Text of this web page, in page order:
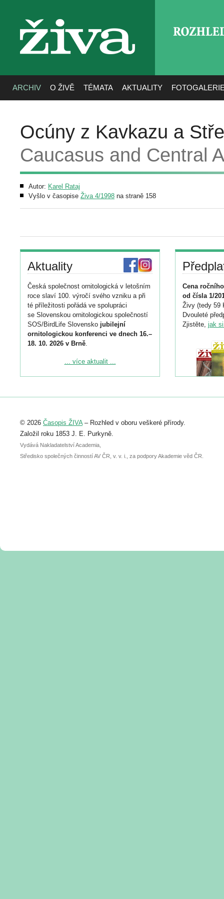
živa
ARCHIV O ŽIVĚ TÉMATA AKTUALITY
Ocúny z Kavkazu a
Caucasus and Central
Autor: Karel Rataj
Vyšlo v časopise Živa 4/1998 na straně 158
Aktuality
Česká společnost ornitologická v letošním
roce slaví 100. výročí svého vzniku a při
té příležitosti pořádá ve spolupráci
se Slovenskou ornitologickou společností
SOS/BirdLife Slovensko jubilejní
ornitologickou konferenci ve dnech 16.–
18. 10. 2026 v Brně.
Podrobnější informace ke konferenci
Registrovat se můžete do 6. září.
abstraktu přihlášené přednášky nebo
posteru je už 30. června.
... více aktualit ...
Cena
od čísla 1/
Živy (tedy 59
Dvouleté
Zjistěte, jak
© 2026 Časopis ŽIVA– Rozhled v oboru veškeré přírody.
Založil roku 1853 J. E. Purkyně.
Vydává Nakladatelství Academia,
Středisko společných činností AV ČR, v. v. i., za podpory Akademie věd ČR.